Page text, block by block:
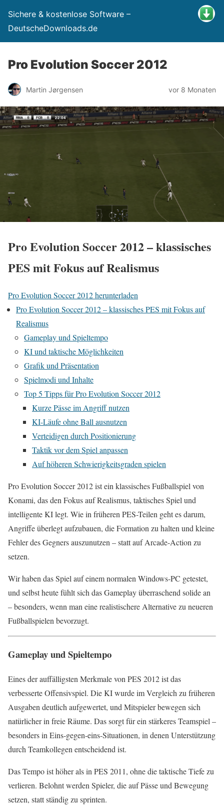
Sichere & kostenlose Software –
DeutscheDownloads.de
Pro Evolution Soccer 2012
Martin Jørgensen vor 8 Monaten
Pro Evolution Soccer 2012 – klassisches
PES mit Fokus auf Realismus
Pro Evolution Soccer 2012 herunterladen
Pro Evolution Soccer 2012 – klassisches PES mit Fokus auf
Realismus
Gameplay und Spieltempo
KI und taktische Möglichkeiten
Grafik und Präsentation
Spielmodi und Inhalte
Top 5 Tipps für Pro Evolution Soccer 2012
Kurze Pässe im Angriff nutzen
KI-Läufe ohne Ball ausnutzen
Verteidigen durch Positionierung
Taktik vor dem Spiel anpassen
Auf höheren Schwierigkeitsgraden spielen
Pro Evolution Soccer 2012 ist ein klassisches Fußballspiel von
Konami, das den Fokus auf Realismus, taktisches Spiel und
intelligente KI legt. Wie in früheren PES-Teilen geht es darum,
Angriffe überlegt aufzubauen, die Formation zu halten und kleine
Fehler des Gegners auszunutzen – statt auf Arcade-Action zu
setzen.
Wir haben das Spiel auf einem normalen Windows-PC getestet,
und selbst heute fühlt sich das Gameplay überraschend solide an
– besonders, wenn man eine realistischere Alternative zu neueren
Fußballspielen bevorzugt.
Gameplay und Spieltempo
Eines der auffälligsten Merkmale von PES 2012 ist das
verbesserte Offensivspiel. Die KI wurde im Vergleich zu früheren
Ausgaben deutlich aufgewertet, und Mitspieler bewegen sich
natürlicher in freie Räume. Das sorgt für ein stärkeres Teamspiel –
besonders in Eins-gegen-eins-Situationen, in denen Unterstützung
durch Teamkollegen entscheidend ist.
Das Tempo ist höher als in PES 2011, ohne die taktische Tiefe zu
verlieren. Belohnt werden Spieler, die auf Pässe und Bewegung
setzen, statt ständig zu sprinten.